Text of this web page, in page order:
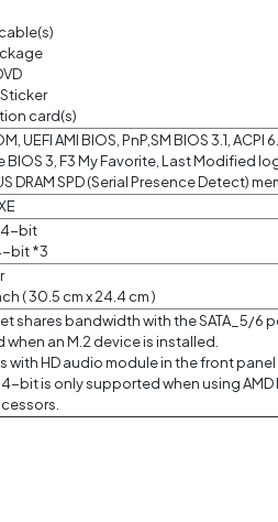
Sticker
card(s)
UEFI AMI BIOS, PnP,SM BIOS 3.1,
BIOS 3, F3 My Favorite, Last Modified
DRAM SPD (Serial Presence Detect)
bit
bit *3
( 30.5 cm x 24.4 cm )
shares bandwidth with the SATA_5/6
an M.2 device is installed.
with HD audio module in the front
bit is only supported when using